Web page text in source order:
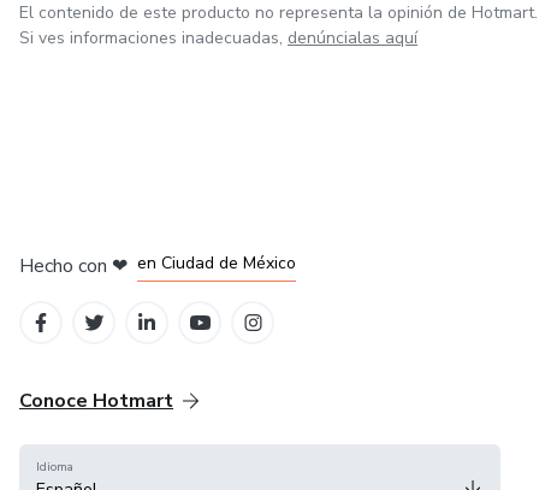
El contenido de este producto no representa la opinión de Hotmart.
Si ves informaciones inadecuadas, denúncialas aquí
Hecho con ❤ en Ciudad de México
Conoce Hotmart
Idioma